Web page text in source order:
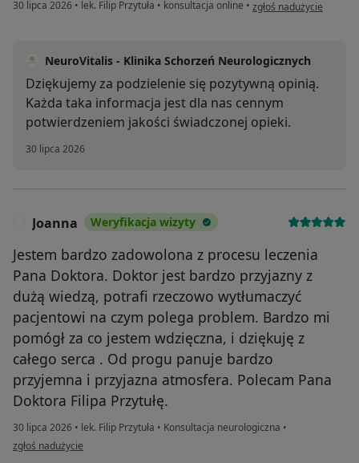
30 lipca 2026 • lek. Filip Przytuła • konsultacja online • zgłoś nadużycie
NeuroVitalis - Klinika Schorzeń Neurologicznych
Dziękujemy za podzielenie się pozytywną opinią.
Każda taka informacja jest dla nas cennym
potwierdzeniem jakości świadczonej opieki.
30 lipca 2026
Joanna Weryfikacja wizyty
Jestem bardzo zadowolona z procesu leczenia
Pana Doktora. Doktor jest bardzo przyjazny z
dużą wiedzą, potrafi rzeczowo wytłumaczyć
pacjentowi na czym polega problem. Bardzo mi
pomógł za co jestem wdzięczna, i dziękuję z
całego serca . Od progu panuje bardzo
przyjemna i przyjazna atmosfera. Polecam Pana
Doktora Filipa Przytułę.
30 lipca 2026 • lek. Filip Przytuła • Konsultacja neurologiczna •
w opinii użytkownika Joanna
zgłoś nadużycie